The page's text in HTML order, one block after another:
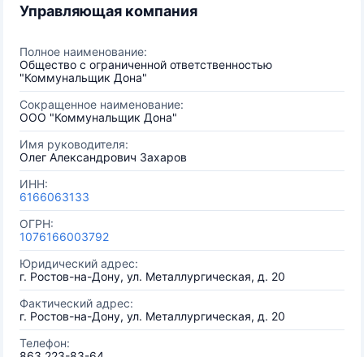
Управляющая компания
Полное наименование:
Общество с ограниченной ответственностью
"Коммунальщик Дона"
Сокращенное наименование:
ООО "Коммунальщик Дона"
Имя руководителя:
Олег Александрович Захаров
ИНН:
6166063133
ОГРН:
1076166003792
Юридический адрес:
г. Ростов-на-Дону, ул. Металлургическая, д. 20
Фактический адрес:
г. Ростов-на-Дону, ул. Металлургическая, д. 20
Телефон: